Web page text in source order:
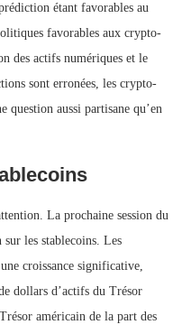
étant favorables au
favorables aux crypto-
des actifs numériques et le
sont erronées, les crypto-
question aussi partisane qu’en
La prochaine session du
les stablecoins. Les
croissance significative,
dollars d’actifs du Trésor
américain de la part des